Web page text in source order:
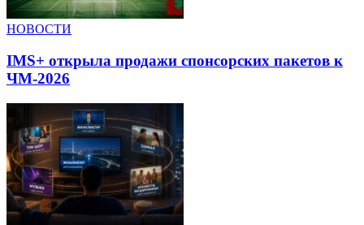
НОВОСТИ
IMS+ открыла продажи спонсорских пакетов к
ЧМ-2026